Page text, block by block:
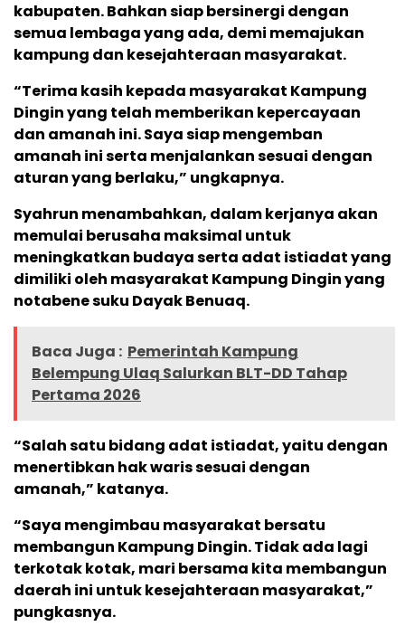
kabupaten. Bahkan siap bersinergi dengan
semua lembaga yang ada, demi memajukan
kampung dan kesejahteraan masyarakat.
“Terima kasih kepada masyarakat Kampung
Dingin yang telah memberikan kepercayaan
dan amanah ini. Saya siap mengemban
amanah ini serta menjalankan sesuai dengan
aturan yang berlaku,” ungkapnya.
Syahrun menambahkan, dalam kerjanya akan
memulai berusaha maksimal untuk
meningkatkan budaya serta adat istiadat yang
dimiliki oleh masyarakat Kampung Dingin yang
notabene suku Dayak Benuaq.
Baca Juga : Pemerintah Kampung
Belempung Ulaq Salurkan BLT-DD Tahap
Pertama 2026
“Salah satu bidang adat istiadat, yaitu dengan
menertibkan hak waris sesuai dengan
amanah,” katanya.
“Saya mengimbau masyarakat bersatu
membangun Kampung Dingin. Tidak ada lagi
terkotak kotak, mari bersama kita membangun
daerah ini untuk kesejahteraan masyarakat,”
pungkasnya.